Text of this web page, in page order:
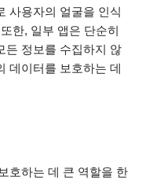
사용자의 얼굴을 인식
한, 일부 앱은 단순히
든 정보를 수집하지 않
데이터를 보호하는 데
호하는 데 큰 역할을 한